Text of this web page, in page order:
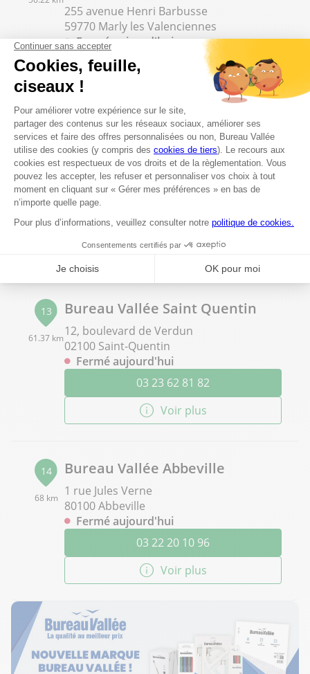
255 avenue Henri Barbusse
59770 Marly les Valenciennes
Fermé aujourd'hui
03 27 27 09 93
12
56.22 km
Bureau Vallée Tourcoing
350 rue de Roncq
59200 Tourcoing
Fermé aujourd'hui
03 62 65 80 95
Voir plus
13
61.37 km
Bureau Vallée Saint Quentin
12, boulevard de Verdun
02100 Saint-Quentin
Fermé aujourd'hui
03 23 62 81 82
Voir plus
14
68 km
Bureau Vallée Abbeville
1 rue Jules Verne
80100 Abbeville
Fermé aujourd'hui
03 22 20 10 96
Voir plus